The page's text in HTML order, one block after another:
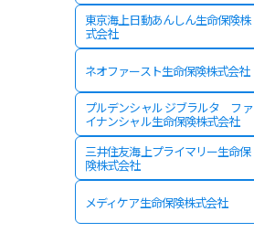
東京海上日動あんしん生命保険株
式会社
ネオファースト生命保険株式会社
プルデンシャル ジブラルタ ファ
イナンシャル生命保険株式会社
三井住友海上プライマリー生命保
険株式会社
メディケア生命保険株式会社